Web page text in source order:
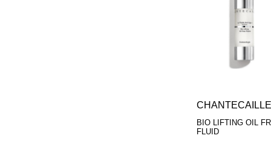
CHANTECAILLE
BIO LIFTING OIL
FLUID